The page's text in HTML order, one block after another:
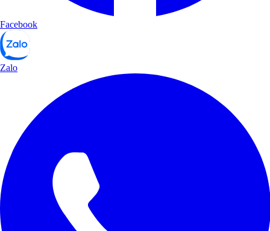
Facebook
Zalo